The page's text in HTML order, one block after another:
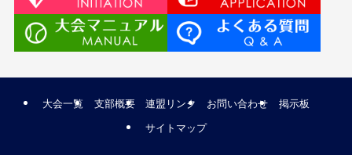
大会一覧 支部概要 連盟リンク お問い合わせ 掲示板
サイトマップ